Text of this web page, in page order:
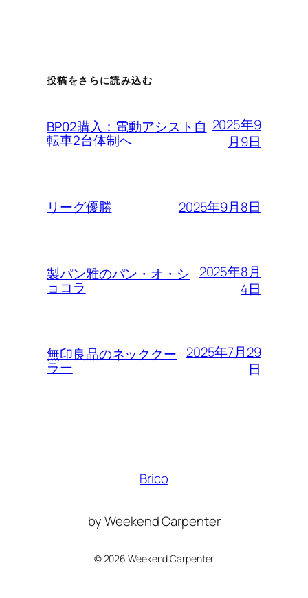
投稿をさらに読み込む
BP02購入：電動アシスト自
転車2台体制へ
2025年9
月9日
リーグ優勝 2025年9月8日
製パン雅のパン・オ・シ
ョコラ
2025年8月
4日
無印良品のネッククー
ラー
2025年7月29
日
Brico
by Weekend Carpenter
©2026 Weekend Carpenter